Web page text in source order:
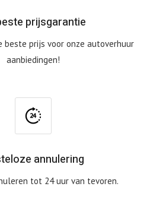
prijsgarantie
beste prijs voor onze autoverhuur
aanbiedingen!
annulering
tot 24 uur van tevoren.